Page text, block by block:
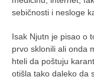
sebičnosti i nesloge
Isak Njutn je pisao o
prvo sklonili ali onda
hteli da poštuju
otišla tako daleko da